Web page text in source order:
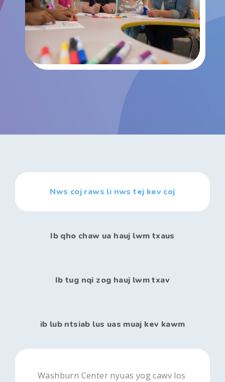
Nws coj raws li nws tej kev coj
Ib qho chaw ua hauj lwm txaus
Ib tug nqi zog hauj lwm txav
ib lub ntsiab lus uas muaj kev kawm
Washburn Center nyuas yog cawv los